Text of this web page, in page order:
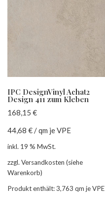
IPC DesignVinyl Achat2
Design 411 zum Kleben
168,15 €
44,68 €/qm je VPE
inkl. 19 % MwSt.
zzgl. Versandkosten (siehe
Warenkorb)
Produkt enthält: 3,763 qm je VPE